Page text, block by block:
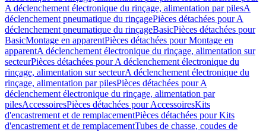
A déclenchement électronique du rinçage, alimentation par pilesA
déclenchement pneumatique du rinçagePièces détachées pour A
déclenchement pneumatique du rinçageBasicPièces détachées pour
BasicMontage en apparentPièces détachées pour Montage en
apparentA déclenchement électronique du rinçage, alimentation sur
secteurPièces détachées pour A déclenchement électronique du
rinçage, alimentation sur secteurA déclenchement électronique du
rinçage, alimentation par pilesPièces détachées pour A
déclenchement électronique du rinçage, alimentation par
pilesAccessoiresPièces détachées pour AccessoiresKits
d'encastrement et de remplacementPièces détachées pour Kits
d'encastrement et de remplacementTubes de chasse, coudes de